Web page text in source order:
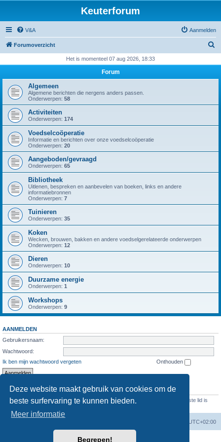
Deze website maakt gebruik van cookies om de
beste surfervaring te kunnen bieden.
Meer informatie
Begrepen!
Keuterforum
V&A Aanmelden
Forumoverzicht
k
Het is momenteel 07 aug 2026, 18:33
Forum
Algemeen
Algemene berichten die nergens anders passen.
Onderwerpen: 58
Activiteiten
Onderwerpen: 174
Voedselcoöperatie
Informatie en berichten over onze voedselcoöperatie
Onderwerpen: 20
Aangeboden/gevraagd
Onderwerpen: 65
Bibliotheek
Uitlenen, bespreken en aanbevelen van boeken, links en andere
informatiebronnen
Onderwerpen: 7
Tuinieren
Onderwerpen: 35
Koken
Wecken, brouwen, bakken en andere voedselgerelateerde onderwerpen
Onderwerpen: 12
Dieren
Onderwerpen: 10
Duurzame energie
Onderwerpen: 1
Workshops
Onderwerpen: 9
AANMELDEN
Gebruikersnaam:
Wachtwoord:
Ik ben mijn wachtwoord vergeten
Onthouden
STATISTIEKEN
Aantal berichten1286• Aantal onderwerpen 473• Aantal leden
• Ons nieuwste lid is
UTC+02:00
phpBB® Forum Software © phpBB Limited